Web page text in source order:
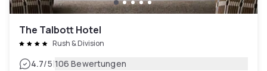
The Talbott Hotel
Rush & Division
4.7/5|106 Bewertungen